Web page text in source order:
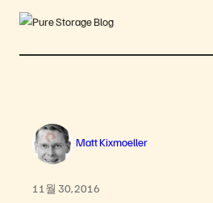
Matt Kixmoeller
11월 30, 2016